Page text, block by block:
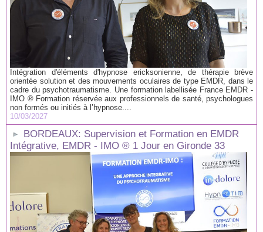
Intégration d'éléments d'hypnose ericksonienne, de thérapie brève
orientée solution et des mouvements oculaires de type EMDR, dans le
cadre du psychotraumatisme. Une formation labellisée France EMDR -
IMO ® Formation réservée aux professionnels de santé, psychologues
non formés ou initiés à l’hypnose....
10/03/2027
BORDEAUX: Supervision et Formation en EMDR
Intégrative, EMDR - IMO ® 1 Jour en Gironde 33